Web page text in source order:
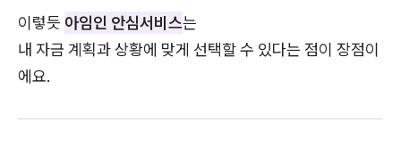
이렇듯 아임인 안심서비스는
내 자금 계획과 상황에 맞게 선택할 수 있다는 점이 장점이
에요.